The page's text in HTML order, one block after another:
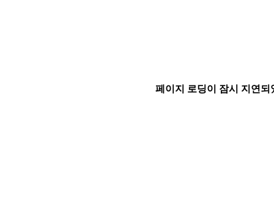
페이지 로딩이 잠시 지연